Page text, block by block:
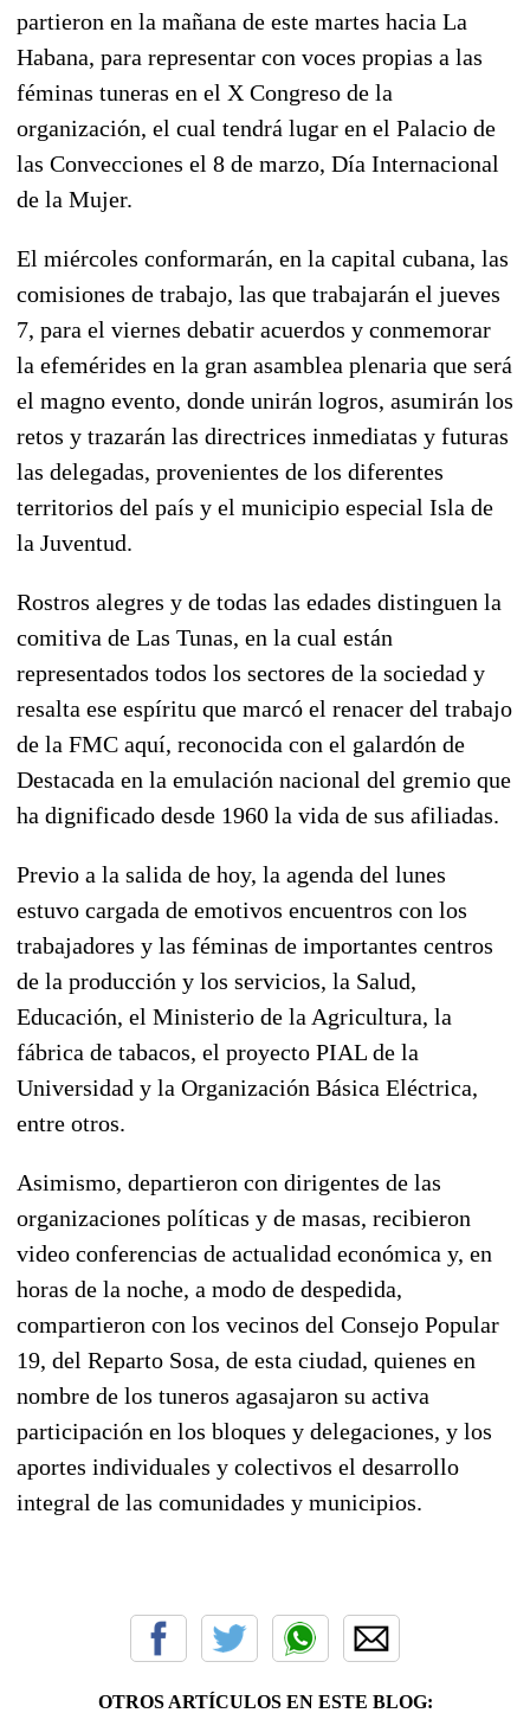
partieron en la mañana de este martes hacia La
Habana, para representar con voces propias a las
féminas tuneras en el X Congreso de la
organización, el cual tendrá lugar en el Palacio de
las Convecciones el 8 de marzo, Día Internacional
de la Mujer.
El miércoles conformarán, en la capital cubana, las
comisiones de trabajo, las que trabajarán el jueves
7, para el viernes debatir acuerdos y conmemorar
la efemérides en la gran asamblea plenaria que será
el magno evento, donde unirán logros, asumirán los
retos y trazarán las directrices inmediatas y futuras
las delegadas, provenientes de los diferentes
territorios del país y el municipio especial Isla de
la Juventud.
Rostros alegres y de todas las edades distinguen la
comitiva de Las Tunas, en la cual están
representados todos los sectores de la sociedad y
resalta ese espíritu que marcó el renacer del trabajo
de la FMC aquí, reconocida con el galardón de
Destacada en la emulación nacional del gremio que
ha dignificado desde 1960 la vida de sus afiliadas.
Previo a la salida de hoy, la agenda del lunes
estuvo cargada de emotivos encuentros con los
trabajadores y las féminas de importantes centros
de la producción y los servicios, la Salud,
Educación, el Ministerio de la Agricultura, la
fábrica de tabacos, el proyecto PIAL de la
Universidad y la Organización Básica Eléctrica,
entre otros.
Asimismo, departieron con dirigentes de las
organizaciones políticas y de masas, recibieron
video conferencias de actualidad económica y, en
horas de la noche, a modo de despedida,
compartieron con los vecinos del Consejo Popular
19, del Reparto Sosa, de esta ciudad, quienes en
nombre de los tuneros agasajaron su activa
participación en los bloques y delegaciones, y los
aportes individuales y colectivos el desarrollo
integral de las comunidades y municipios.
OTROS ARTÍCULOS EN ESTE BLOG: